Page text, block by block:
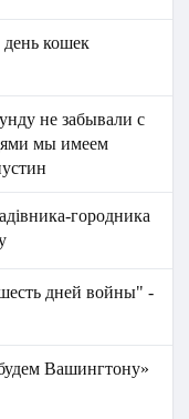
кошек
не забывали с
мы имеем
городника
дней войны" -
Вашингтону»